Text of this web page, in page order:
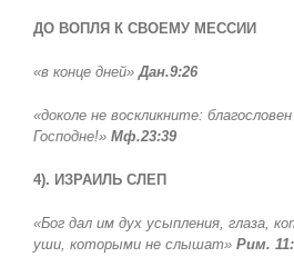
ДО ВОПЛЯ К СВОЕМУ МЕССИИ
«в конце дней»Дан.9:26
«доколе не воскликните:
Господне!» Мф.23:39
4). ИЗРАИЛЬ СЛЕП
«Бог дал им дух усыпления, глаза,
уши, которыми не слышат» Рим.